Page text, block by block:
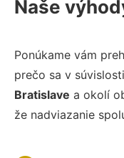
Naše
Ponúkame vám
prečo sa v
Bratislave a okolí
že nadviazanie